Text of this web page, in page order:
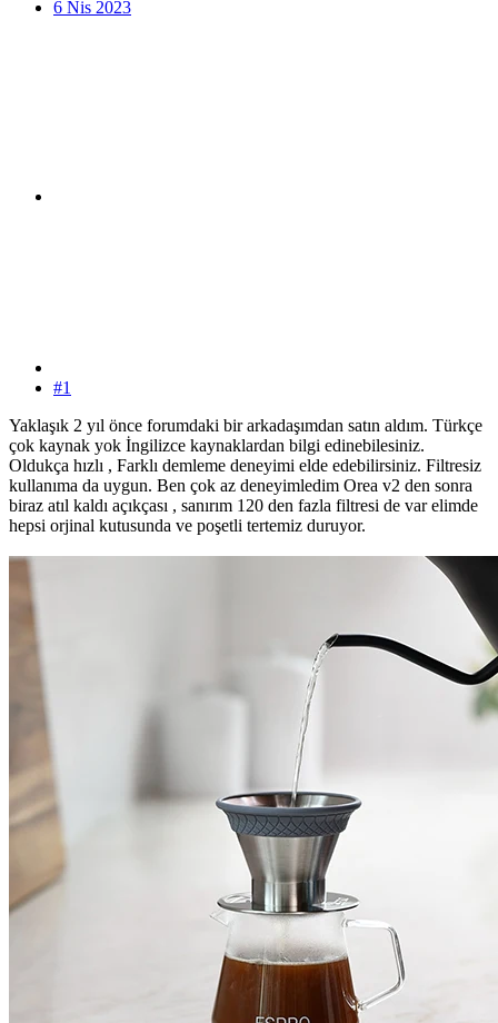
6 Nis 2023
#1
Yaklaşık 2 yıl önce forumdaki bir arkadaşımdan satın aldım. Türkçe
çok kaynak yok İngilizce kaynaklardan bilgi edinebilesiniz.
Oldukça hızlı , Farklı demleme deneyimi elde edebilirsiniz. Filtresiz
kullanıma da uygun. Ben çok az deneyimledim Orea v2 den sonra
biraz atıl kaldı açıkçası , sanırım 120 den fazla filtresi de var elimde
hepsi orjinal kutusunda ve poşetli tertemiz duruyor.